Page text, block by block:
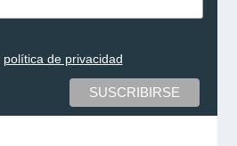
política de privacidad